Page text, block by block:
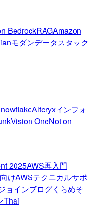
BedrockRAGAmazon
モダンデータスタック
Alteryxインフォ
Vision OneNotion
2025AWS再入門
けAWSテクニカルサポ
ョインブログくらめそ
Thai